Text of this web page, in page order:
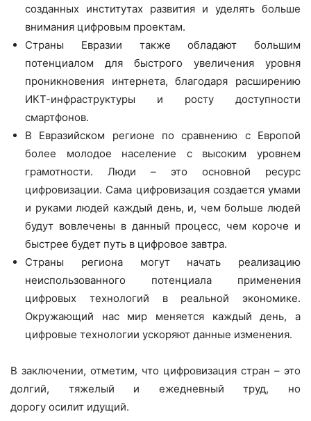
созданных институтах развития и уделять больше
внимания цифровым проектам.
Страны Евразии также обладают большим
потенциалом для быстрого увеличения уровня
проникновения интернета, благодаря расширению
ИКТ-инфраструктуры и росту доступности
смартфонов.
В Евразийском регионе по сравнению с Европой
более молодое население с высоким уровнем
грамотности. Люди – это основной ресурс
цифровизации. Сама цифровизация создается умами
и руками людей каждый день, и, чем больше людей
будут вовлечены в данный процесс, чем короче и
быстрее будет путь в цифровое завтра.
Страны региона могут начать реализацию
неиспользованного потенциала применения
цифровых технологий в реальной экономике.
Окружающий нас мир меняется каждый день, а
цифровые технологии ускоряют данные изменения.
В заключении, отметим, что цифровизация стран – это
долгий, тяжелый и ежедневный труд, но
дорогу осилит идущий.